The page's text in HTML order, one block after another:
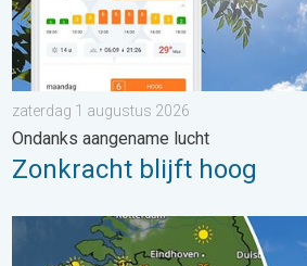
zaterdag 1 augustus 2026
Ondanks aangename lucht
Zonkracht blijft hoog
Fraai zomerweer om eropuit te